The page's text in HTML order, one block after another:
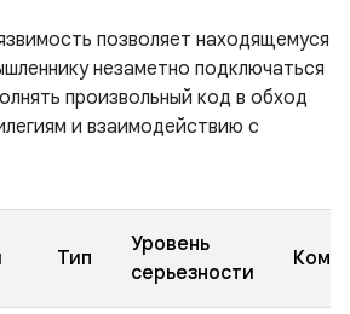
позволяет находящемуся
незаметно подключаться
произвольный код в обход
и взаимодействию с
Тип
Уровень
серьезности